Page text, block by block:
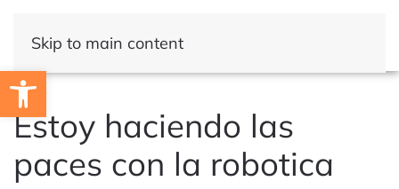
Skip to main content
Estoy haciendo las
paces con la robotica
Open toolbar